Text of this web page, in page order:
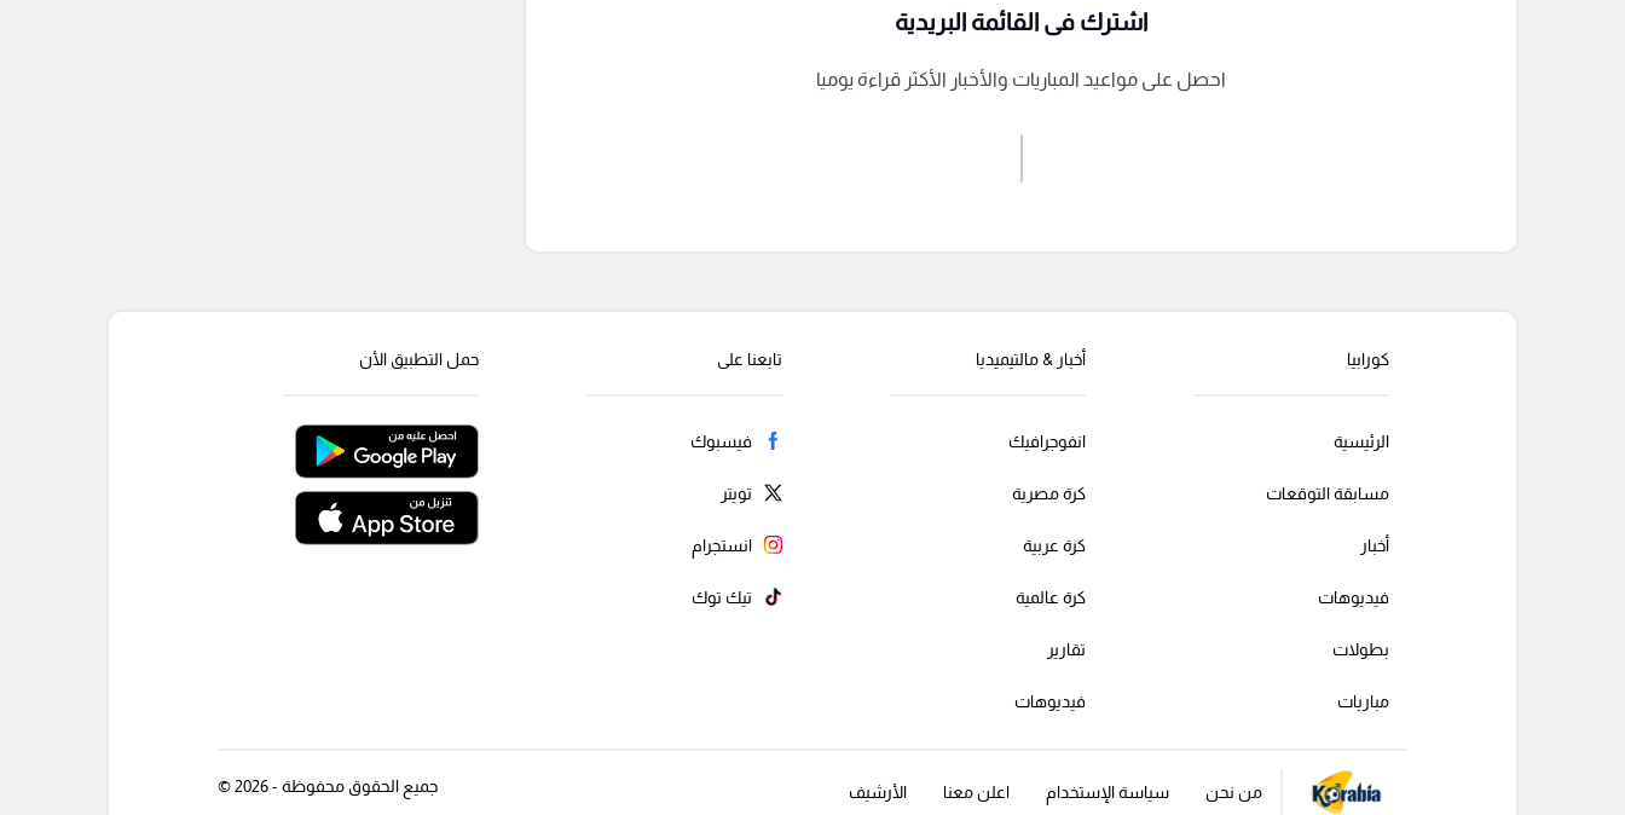
إرسال تعليق
اشترك فى القائمة البريدية
احصل على مواعيد المباريات والأخبار الأكثر قراءة يوميا
كورابيا
الرئيسية
مسابقة التوقعات
أخبار
فيديوهات
بطولات
مباريات
أخبار & مالتيميديا
انفوجرافيك
كرة مصرية
كرة عربية
كرة عالمية
تقارير
فيديوهات
تابعنا على
فيسبوك
تويتر
انستجرام
تيك توك
حمل التطبيق الأن
من نحن سياسة الإستخدام اعلن معنا الأرشيف جميع الحقوق محفوظة - 2026 ©